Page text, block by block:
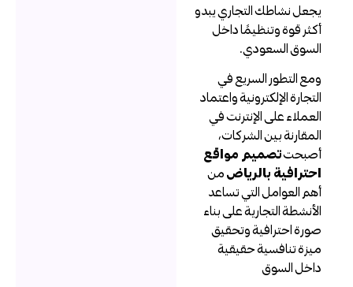
يجعل نشاطك التجاري يبدو
أكثر قوة وتنظيمًا داخل
السوق السعودي.
ومع التطور السريع في
التجارة الإلكترونية واعتماد
العملاء على الإنترنت في
المقارنة بين الشركات،
أصبحتتصميم مواقع
احترافية بالرياضمن
أهم العوامل التي تساعد
الأنشطة التجارية على بناء
صورة احترافية وتحقيق
ميزة تنافسية حقيقية
داخل السوق